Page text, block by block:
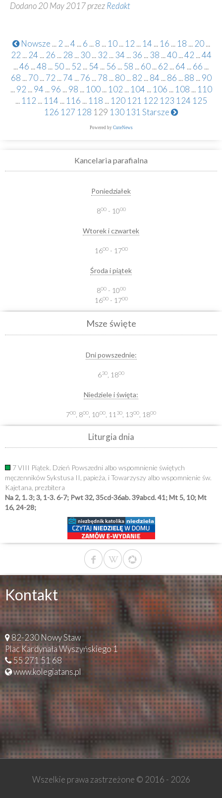
Dodano 20 May 2017 przezRedakt
Nowsze ... 2 ...4 ... 6 ... 8 ... 10 ... 12 ... 14 ... 16 ... 18 ... 20 ...
22 ... 24 ... 26 ... 28 ... 30 ... 32 ... 34 ... 36 ... 38 ...40 ...42 ...44
...46 ...48 ... 50... 52 ... 54 ... 56 ... 58 ...60...62 ...64 ...66 ...
68 ... 70 ... 72 ... 74 ... 76 ... 78 ... 80 ... 82 ... 84 ... 86 ... 88 ... 90
... 92 ... 94 ... 96 ... 98 ... 100 ... 102 ... 104 ... 106 ... 108 ... 110
... 112 ... 114 ... 116 ... 118 ... 120 121 122 123 124 125
126 127 128 129 130 131 Starsze
Powered by CuteNews
Kancelaria parafialna
Poniedziałek
800- 1000
Wtorek i czwartek
1600- 1700
Środa i piątek
800- 1000
1600- 1700
Msze święte
Dni powszednie:
630 , 1800
Niedziele i święta:
700 , 800 , 1000 , 11 30 , 1300 , 1800
Liturgia dnia
7 VIII Piątek. Dzień Powszedni albo wspomnienie świętych
męczenników Sykstusa II, papieża, i Towarzyszy albo wspomnienie św.
Kajetana, prezbitera
Na 2, 1. 3; 3, 1-3. 6-7; Pwt 32, 35cd-36ab. 39abcd. 41; Mt 5, 10; Mt
16, 24-28;
Kontakt
82-230 Nowy Staw
Plac Kardynała Wyszyńskiego 1
55 271 51 68
www.kolegiatans.pl
Wszelkie prawa zastrzeżone © 2016 - 2026